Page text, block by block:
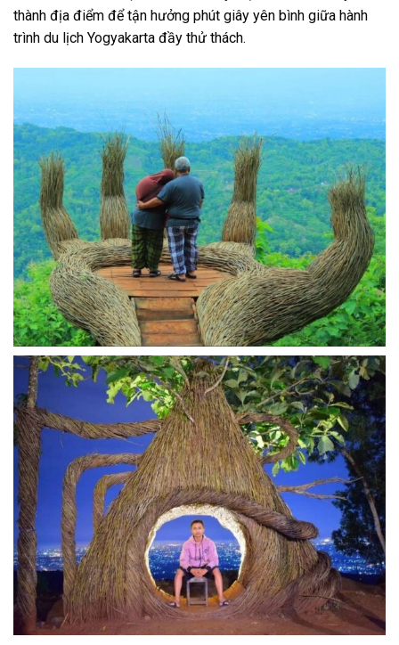
thành địa điểm để tận hưởng phút giây yên bình giữa hành
trình du lịch Yogyakarta đầy thử thách.